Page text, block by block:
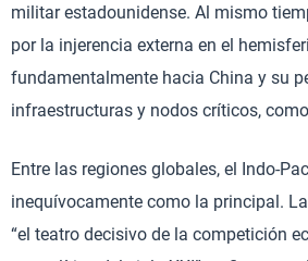
militar estadounidense. Al mismo
por la injerencia externa en el
fundamentalmente hacia China y su
infraestructuras y nodos críticos,
Entre las regiones globales, el Indo-
inequívocamente como la principal.
“el teatro decisivo de la competición